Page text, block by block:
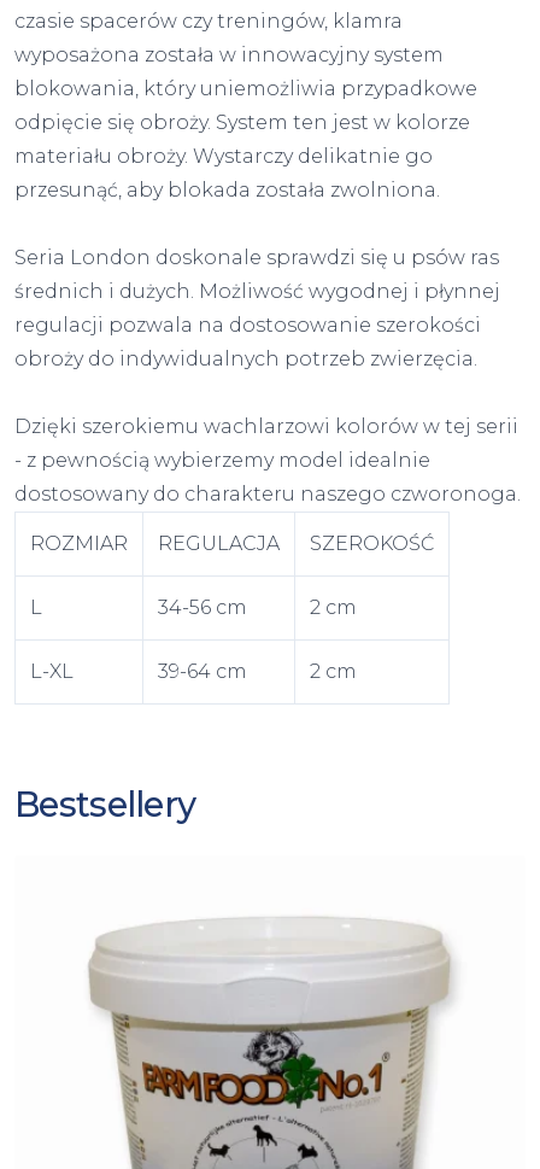
czasie spacerów czy treningów, klamra
wyposażona została w innowacyjny system
blokowania, który uniemożliwia przypadkowe
odpięcie się obroży. System ten jest w kolorze
materiału obroży. Wystarczy delikatnie go
przesunąć, aby blokada została zwolniona.
Seria London doskonale sprawdzi się u psów ras
średnich i dużych. Możliwość wygodnej i płynnej
regulacji pozwala na dostosowanie szerokości
obroży do indywidualnych potrzeb zwierzęcia.
Dzięki szerokiemu wachlarzowi kolorów w tej serii
- z pewnością wybierzemy model idealnie
dostosowany do charakteru naszego czworonoga.
ROZMIAR REGULACJA SZEROKOŚĆ
L 34-56 cm 2 cm
L-XL 39-64 cm 2 cm
Bestsellery